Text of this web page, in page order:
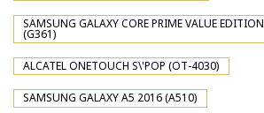
SAMSUNG GALAXY CORE PRIME VALUE EDITION
(G361)
ALCATEL ONETOUCH S\'POP (OT-4030)
SAMSUNG GALAXY A5 2016 (A510)